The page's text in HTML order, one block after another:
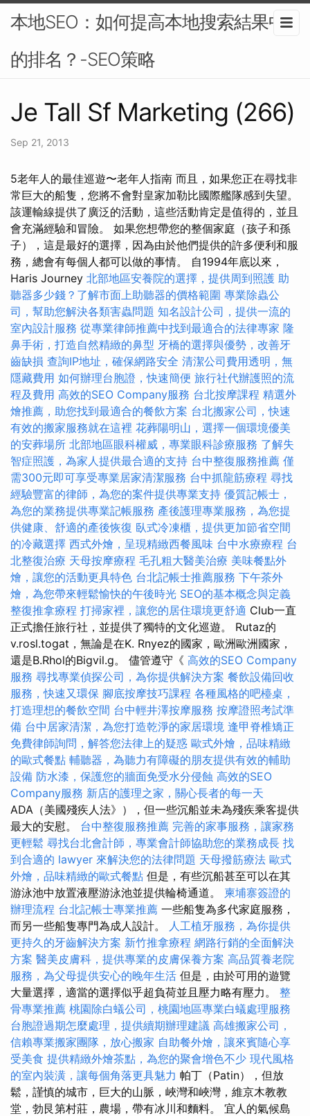
本地SEO：如何提高本地搜索結果中
的排名？-SEO策略
Je Tall Sf Marketing (266)
Sep 21, 2013
5老年人的最佳巡遊〜老年人指南 而且，如果您正在尋找非
常巨大的船隻，您將不會對皇家加勒比國際艦隊感到失望。
該運輸線提供了廣泛的活動，這些活動肯定是值得的，並且
會充滿經驗和冒險。 如果您想帶您的整個家庭（孩子和孫
子），這是最好的選擇，因為由於他們提供的許多便利和服
務，總會有每個人都可以做的事情。 自1994年底以來，
Haris Journey 北部地區安養院的選擇，提供周到照護 助
聽器多少錢？了解市面上助聽器的價格範圍 專業除蟲公
司，幫助您解決各類害蟲問題 知名設計公司，提供一流的
室內設計服務 從專業律師推薦中找到最適合的法律專家 隆
鼻手術，打造自然精緻的鼻型 牙橋的選擇與優勢，改善牙
齒缺損 查詢IP地址，確保網路安全 清潔公司費用透明，無
隱藏費用 如何辦理台胞證，快速簡便 旅行社代辦護照的流
程及費用 高效的SEO Company服務 台北按摩課程 精選外
燴推薦，助您找到最適合的餐飲方案 台北搬家公司，快速
有效的搬家服務就在這裡 花葬陽明山，選擇一個環境優美
的安葬場所 北部地區眼科權威，專業眼科診療服務 了解失
智症照護，為家人提供最合適的支持 台中整復服務推薦 僅
需300元即可享受專業居家清潔服務 台中抓龍筋療程 尋找
經驗豐富的律師，為您的案件提供專業支持 優質記帳士，
為您的業務提供專業記帳服務 產後護理專業服務，為您提
供健康、舒適的產後恢復 臥式冷凍櫃，提供更加節省空間
的冷藏選擇 西式外燴，呈現精緻西餐風味 台中水療療程 台
北整復治療 天母按摩療程 毛孔粗大醫美治療 美味餐點外
燴，讓您的活動更具特色 台北記帳士推薦服務 下午茶外
燴，為您帶來輕鬆愉快的午後時光 SEO的基本概念與定義
整復推拿療程 打掃家裡，讓您的居住環境更舒適 Club一直
正式擔任旅行社，並提供了獨特的文化巡遊。 Rutaz的
v.rosl.togat，無論是在K. Rnyez的國家，歐洲歐洲國家，
還是B.Rhol的Bigvil.g。 儘管遵守《 高效的SEO Company
服務 尋找專業偵探公司，為你提供解決方案 餐飲設備回收
服務，快速又環保 腳底按摩技巧課程 各種風格的吧檯桌，
打造理想的餐飲空間 台中輕井澤按摩服務 按摩證照考試準
備 台中居家清潔，為您打造乾淨的家居環境 逢甲脊椎矯正
免費律師詢問，解答您法律上的疑惑 歐式外燴，品味精緻
的歐式餐點 輔聽器，為聽力有障礙的朋友提供有效的輔助
設備 防水漆，保護您的牆面免受水分侵蝕 高效的SEO
Company服務 新店的護理之家，關心長者的每一天
ADA（美國殘疾人法》），但一些沉船並未為殘疾乘客提供
最大的安慰。 台中整復服務推薦 完善的家事服務，讓家務
更輕鬆 尋找台北會計師，專業會計師協助您的業務成長 找
到合適的 lawyer 來解決您的法律問題 天母撥筋療法 歐式
外燴，品味精緻的歐式餐點 但是，有些沉船甚至可以在其
游泳池中放置液壓游泳池並提供輪椅通道。 柬埔寨簽證的
辦理流程 台北記帳士專業推薦 一些船隻為多代家庭服務，
而另一些船隻專門為成人設計。 人工植牙服務，為你提供
更持久的牙齒解決方案 新竹推拿療程 網路行銷的全面解決
方案 醫美皮膚科，提供專業的皮膚保養方案 高品質養老院
服務，為父母提供安心的晚年生活 但是，由於可用的遊覽
大量選擇，適當的選擇似乎超負荷並且壓力略有壓力。 整
骨專業推薦 桃園除白蟻公司，桃園地區專業白蟻處理服務
台胞證過期怎麼處理，提供續期辦理建議 高雄搬家公司，
信賴專業搬家團隊，放心搬家 自助餐外燴，讓來賓隨心享
受美食 提供精緻外燴茶點，為您的聚會增色不少 現代風格
的室內裝潢，讓每個角落更具魅力 帕丁（Patin），但放
鬆，謹慎的城市，巨大的山脈，峽灣和峽灣，維京木教教
堂，勃艮第村莊，農場，帶有冰川和麵料。 宜人的氣候島